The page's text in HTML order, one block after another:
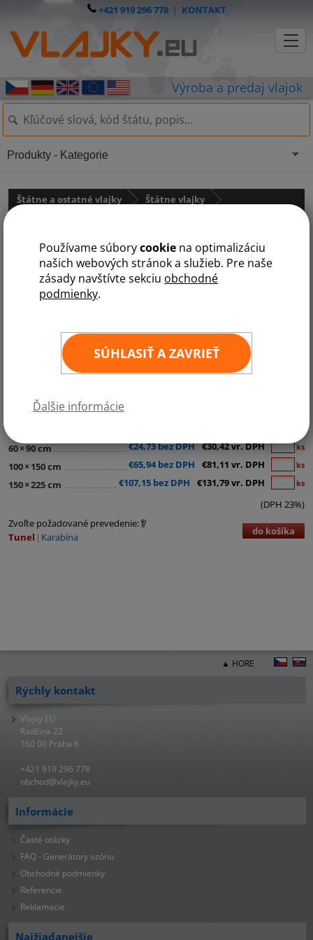
Používame súborycookie na optimalizáciu
našich webových stránok a služieb. Pre naše
zásady navštívte sekciu obchodné
podmienky.
SÚHLASIŤ A ZAVRIEŤ
Ďalšie informácie
+421 919 296 778| KONTAKT
Štátne a ostatné vlajky
Štátne vlajky
Vlajka Belize
Kategórie:
60×90 cm €24,73 bez DPH €30,42 vr. DPH ks
100× 150 cm €65,94 bez DPH €81,11 vr. DPH ks
150×225 cm €107,15 bez DPH €131,79 vr. DPH ks
(DPH 23%)
Zvoľte požadované prevedenie:
Tunel
Karabína do košíka
Produkty - Kategorie
▲ HORE
Rýchly kontakt
Vlajky.EU
Radčina 22
160 00 Praha 6
+421 919 296 778
obchod@vlajky.eu
Informácie
Časté otázky
FAQ - Generátory ozónu
Obchodné podmienky
Referencie
Reklamacie
Najžiadanejšie